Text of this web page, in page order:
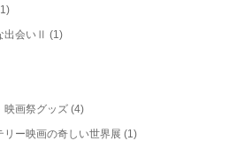
出会いⅡ (1)
映画祭グッズ (4)
ー映画の奇しい世界展 (1)